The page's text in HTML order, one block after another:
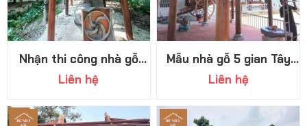
Nhận thi công nhà gỗ
miền Tây Nam Bộ giá
cạnh tranh
Liên hệ
Mẫu nhà gỗ 5 gian Tây
Ninh đậm chất xưa
Liên hệ